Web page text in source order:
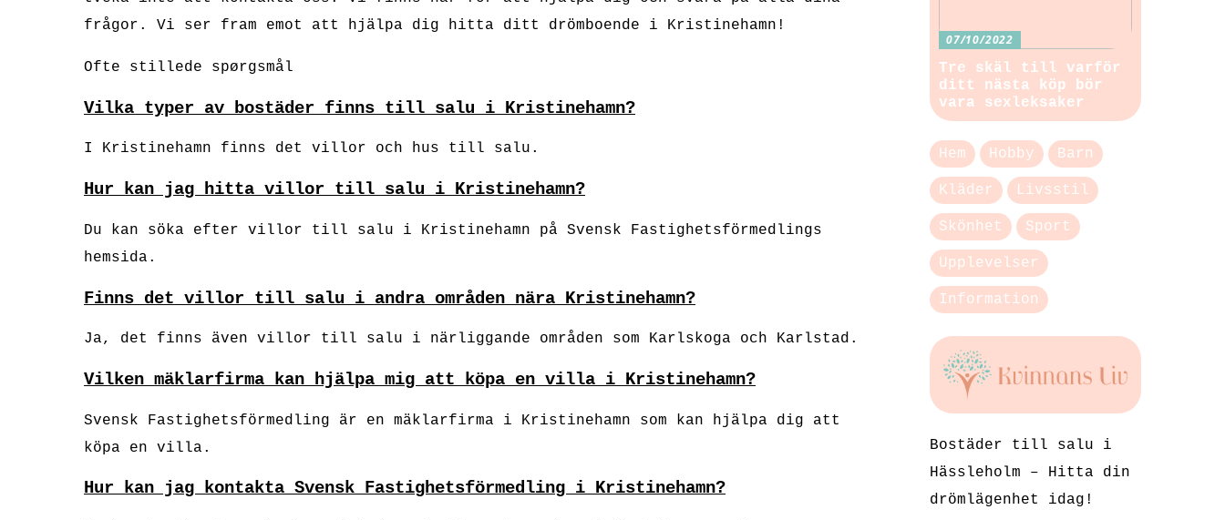
frågor. Vi ser fram emot att hjälpa dig hitta ditt drömboende i Kristinehamn!
Ofte stillede spørgsmål
Vilka typer av bostäder finns till salu i Kristinehamn?
I Kristinehamn finns det villor och hus till salu.
Hur kan jag hitta villor till salu i Kristinehamn?
Du kan söka efter villor till salu i Kristinehamn på Svensk Fastighetsförmedlings
hemsida.
Finns det villor till salu i andra områden nära Kristinehamn?
Ja, det finns även villor till salu i närliggande områden som Karlskoga och Karlstad.
Vilken mäklarfirma kan hjälpa mig att köpa en villa i Kristinehamn?
Svensk Fastighetsförmedling är en mäklarfirma i Kristinehamn som kan hjälpa dig att
köpa en villa.
Hur kan jag kontakta Svensk Fastighetsförmedling i Kristinehamn?
07/10/2022
Tre skäl till varför
ditt nästa köp bör
vara sexleksaker
Hem Hobby Barn
Kläder Livsstil
Skönhet Sport
Upplevelser
Information
Bostäder till salu i
Hässleholm – Hitta din
drömlägenhet idag!